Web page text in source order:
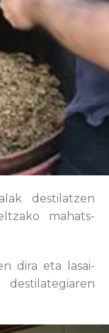
destilatzen
mahats-
dira eta lasai-